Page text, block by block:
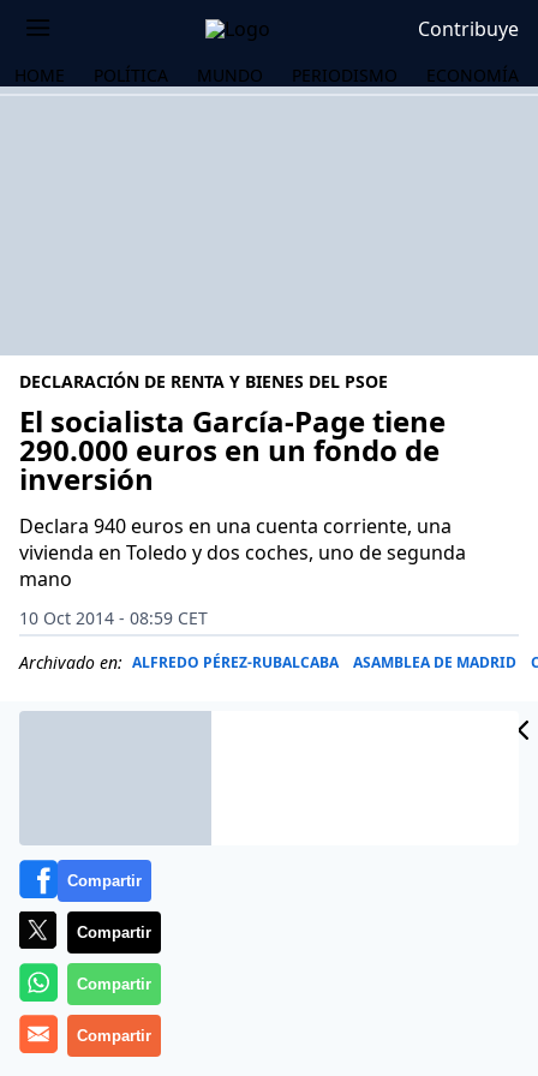
Contribuye
HOME POLÍTICA MUNDO PERIODISMO ECONOMÍA
DECLARACIÓN DE RENTA Y BIENES DEL PSOE
El socialista García-Page tiene
290.000 euros en un fondo de
inversión
Declara 940 euros en una cuenta corriente, una
vivienda en Toledo y dos coches, uno de segunda
mano
10 Oct 2014 - 08:59 CET
Archivado en: ALFREDO PÉREZ-RUBALCABA ASAMBLEA DE MADRID
El secretario general del PSOE de Castilla-La Mancha,
Compartir
Compartir
Compartir
Compartir